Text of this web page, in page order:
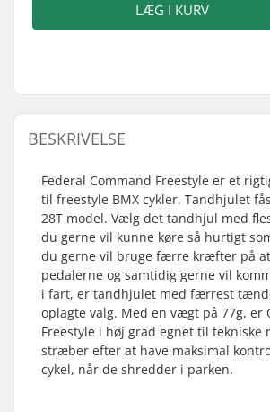
LÆG I KURV
BESKRIVELSE
Federal Command Freestyle er et
til freestyle BMX cykler. Tandhjulet
28T model. Vælg det tandhjul med
du gerne vil kunne køre så hurtigt
du gerne vil bruge færre kræfter på
pedalerne og samtidig gerne vil
i fart, er tandhjulet med færrest
oplagte valg. Med en vægt på 77g, er
Freestyle i høj grad egnet til tekniske
stræber efter at have maksimal
cykel, når de shredder i parken.